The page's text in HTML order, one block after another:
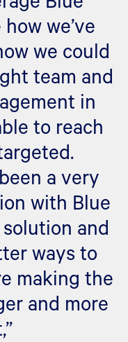
we’ve
we could
team and
in
to reach
a very
with Blue
and
ways to
making the
and more